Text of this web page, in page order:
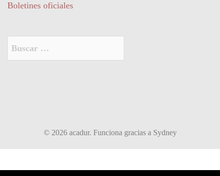
Boletines oficiales
© 2026 acadur. Funciona gracias a Sydney